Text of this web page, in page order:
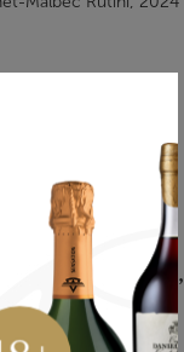
Malbec Rutini,
2024 г.
Сухое, 0.75 л